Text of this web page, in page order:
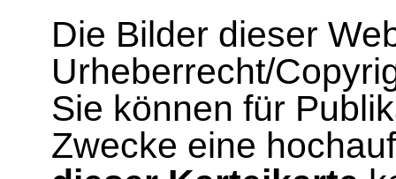
Die Bilder dieser
Urheberrecht/
Sie können für
Zwecke eine